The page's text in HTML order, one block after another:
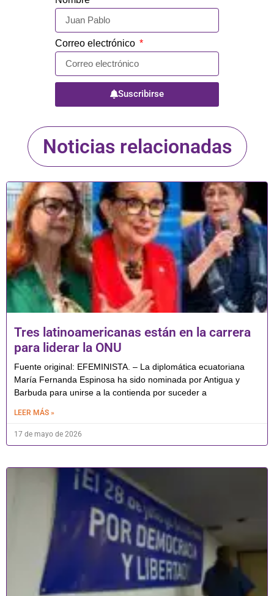
Correo electrónico
Suscribirse
Noticias relacionadas
Tres latinoamericanas están en la carrera
para liderar la ONU
Fuente original: EFEMINISTA. – La diplomática ecuatoriana
María ‌Fernanda Espinosa ha sido nominada por Antigua y
Barbuda para unirse a la contienda por suceder a
LEER MÁS »
17 de mayo de 2026